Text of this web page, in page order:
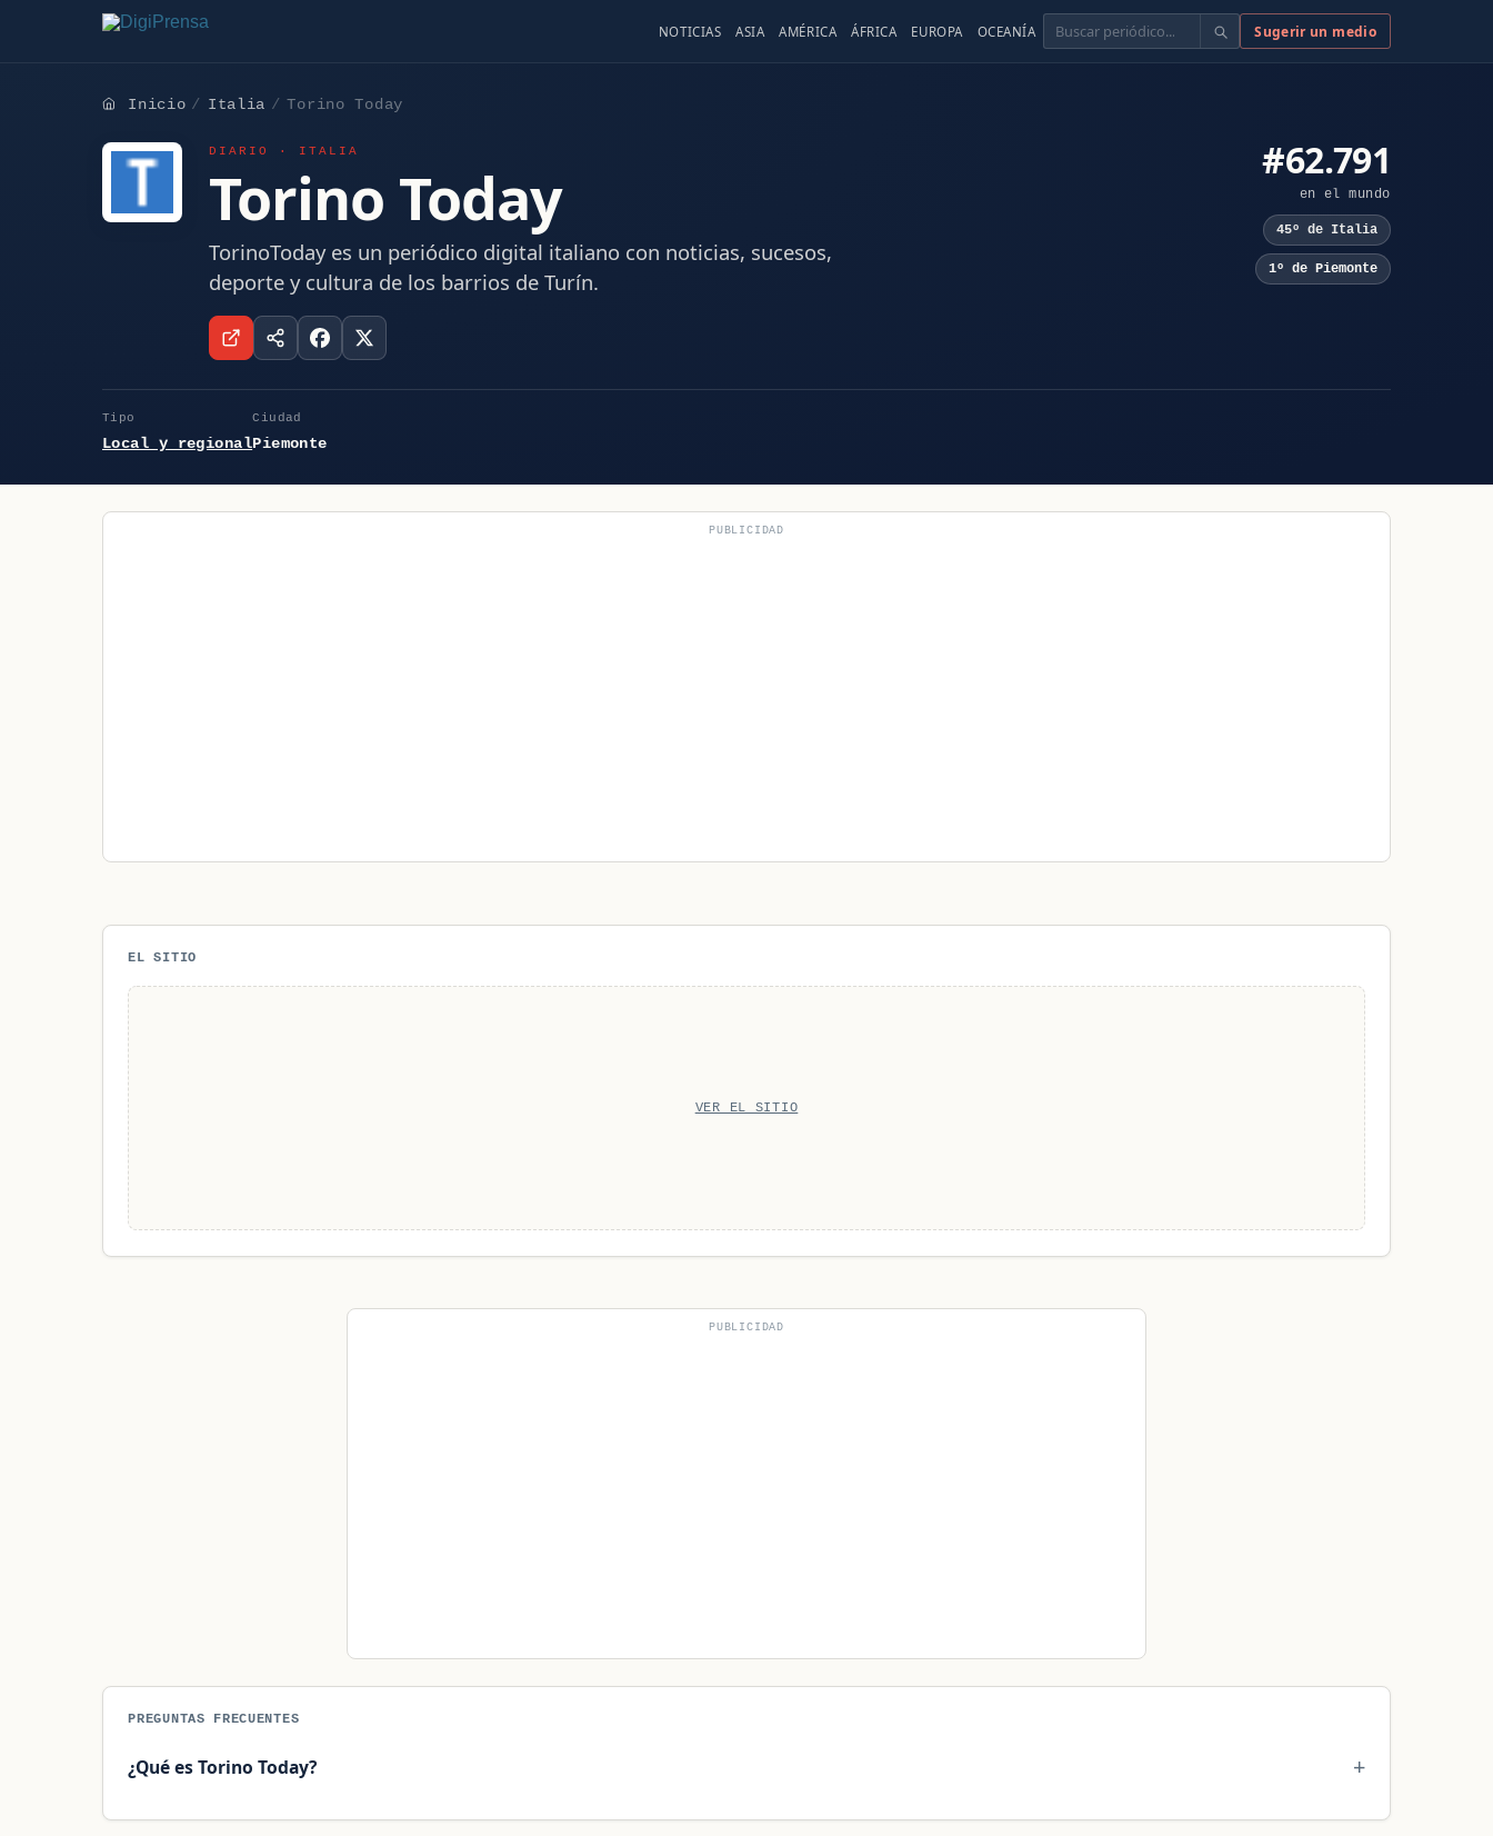
NOTICIAS ASIA AMÉRICA ÁFRICA EUROPA OCEANÍA Buscar Sugerir un medio
Inicio Italia Torino Today
DIARIO · ITALIA
Torino Today
TorinoToday es un periódico digital italiano con noticias, sucesos,
deporte y cultura de los barrios de Turín.
#62.791
en el mundo
45º de Italia
1º de Piemonte
Tipo
Local y regional
Ciudad
Piemonte
PUBLICIDAD
EL SITIO
VER EL SITIO
PUBLICIDAD
PREGUNTAS FRECUENTES
¿Qué es Torino Today?